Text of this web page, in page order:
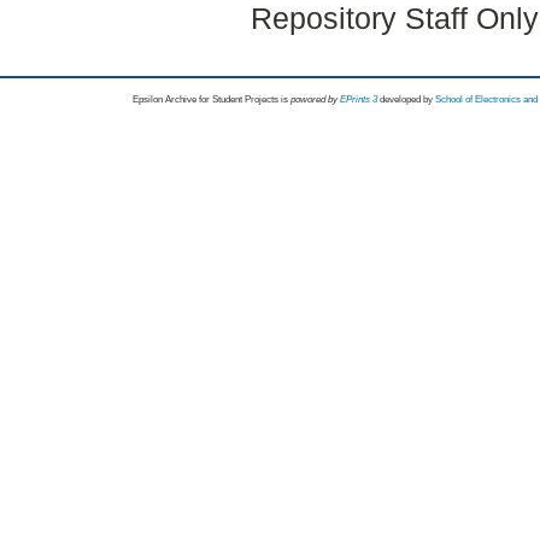
Repository Staff
Epsilon Archive for Student Projects is powored byEPrints 3 developed by School of Electronics